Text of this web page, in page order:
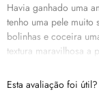
Havia ganhado uma
tenho uma pele muito
bolinhas e coceira
textura maravilhosa
textura muito boa
ressecar preciso
Esta avaliação foi útil?